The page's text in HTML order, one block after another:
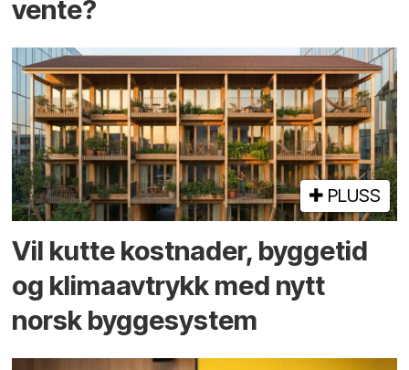
vente?
PLUSS
Vil kutte kostnader, byggetid
og klima­avtrykk med nytt
norsk bygge­system